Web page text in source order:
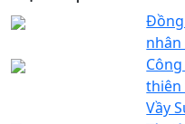
thiên
Vầy